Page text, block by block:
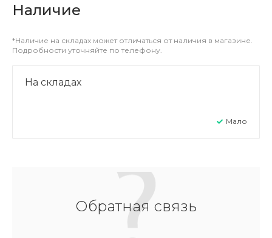
Наличие
*Наличие на складах может отличаться от наличия в магазине.
Подробности уточняйте по телефону.
На складах
Мало
Обратная связь